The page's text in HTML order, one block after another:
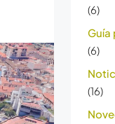
(6)
Guía
(6)
(16)